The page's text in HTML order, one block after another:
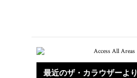
最近のザ・カラウザーより